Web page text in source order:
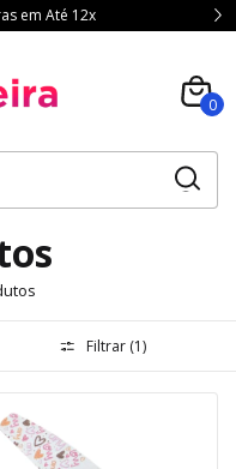
em Até 12x
0
Filtrar (1)